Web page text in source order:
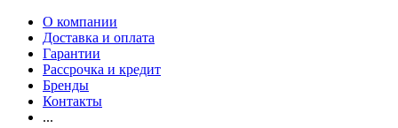
О компании
Доставка и оплата
Гарантии
Рассрочка и кредит
Бренды
Контакты
...